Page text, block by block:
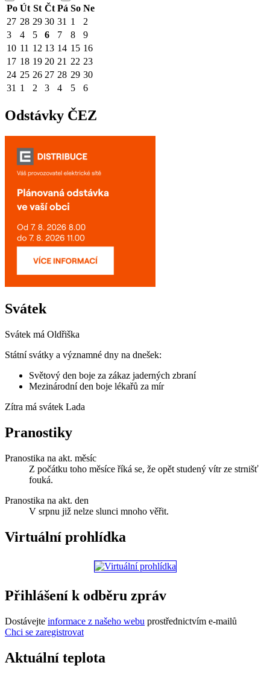
Po Út St Čt Pá So Ne
27 28 29 30 31 1
2
3
4 5 6 7 8
9
10 11 12 13 14 15 16
17 18 19 20 21 22 23
24 25 26 27 28 29 30
31 1 2 3 4 5 6
Odstávky ČEZ
Svátek
Svátek má Oldřiška
Státní svátky a významné dny na dnešek:
Světový den boje za zákaz jaderných zbraní
Mezinárodní den boje lékařů za mír
Zítra má svátek Lada
Pranostiky
Pranostika na akt. měsíc
Z počátku toho měsíce říká se, že opět studený vítr ze strnišť
fouká.
Pranostika na akt. den
V srpnu již nelze slunci mnoho věřit.
Virtuální prohlídka
Přihlášení k odběru zpráv
Dostávejte informace z našeho webu prostřednictvím e-mailů
Chci se zaregistrovat
Aktuální teplota